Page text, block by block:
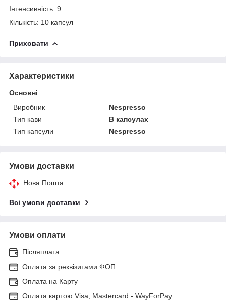
Інтенсивність: 9
Кількість: 10 капсул
Приховати
Характеристики
Основні
Виробник
Nespresso
Тип кави
В капсулах
Тип капсули
Nespresso
Умови доставки
Нова Пошта
Всі умови доставки
Умови оплати
Післяплата
Оплата за реквізитами ФОП
Оплата на Карту
Оплата картою Visa, Mastercard - WayForPay